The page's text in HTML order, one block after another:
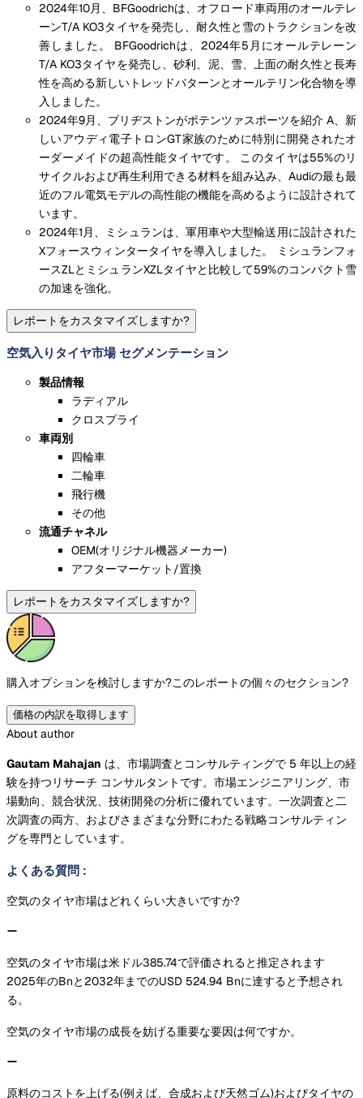
2024年10月、BFGoodrichは、オフロード車両用のオールテレ
ーンT/A KO3タイヤを発売し、耐久性と雪のトラクションを改
善しました。 BFGoodrichは、2024年5月にオールテレーン
T/A KO3タイヤを発売し、砂利、泥、雪、上面の耐久性と長寿
性を高める新しいトレッドパターンとオールテリン化合物を導
入しました。
2024年9月、ブリヂストンがポテンツァスポーツを紹介 A、新
しいアウディ電子トロンGT家族のために特別に開発されたオ
ーダーメイドの超高性能タイヤです。 このタイヤは55%のリ
サイクルおよび再生利用できる材料を組み込み、Audiの最も最
近のフル電気モデルの高性能の機能を高めるように設計されて
います。
2024年1月、ミシュランは、軍用車や大型輸送用に設計された
Xフォースウィンタータイヤを導入しました。 ミシュランフォ
ースZLとミシュランXZLタイヤと比較して59%のコンパクト雪
の加速を強化。
レポートをカスタマイズしますか?
空気入りタイヤ市場 セグメンテーション
製品情報
ラディアル
クロスプライ
車両別
四輪車
二輪車
飛行機
その他
流通チャネル
OEM(オリジナル機器メーカー)
アフターマーケット/置換
レポートをカスタマイズしますか?
購入オプションを検討しますか?このレポートの個々のセクション?
価格の内訳を取得します
About author
Gautam Mahajan は、市場調査とコンサルティングで 5 年以上の経
験を持つリサーチ コンサルタントです。市場エンジニアリング、市
場動向、競合状況、技術開発の分析に優れています。一次調査と二
次調査の両方、およびさまざまな分野にわたる戦略コンサルティン
グを専門としています。
よくある質問 :
空気のタイヤ市場はどれくらい大きいですか?
空気のタイヤ市場は米ドル385.74で評価されると推定されます
2025年のBnと2032年までのUSD 524.94 Bnに達すると予想され
る。
空気のタイヤ市場の成長を妨げる重要な要因は何ですか。
原料のコストを上げる(例えば、合成および天然ゴム)およびタイヤの